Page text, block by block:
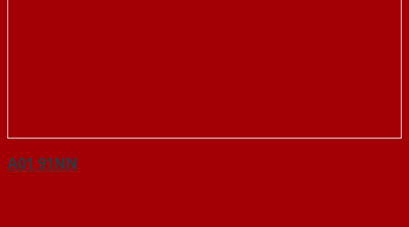
A01 91NN